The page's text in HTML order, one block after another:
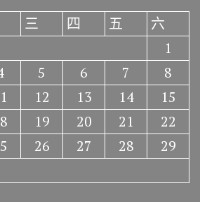
三 四 五
六
1
5 6 7
8
12 13 14
15
19 20 21
22
26 27 28
29